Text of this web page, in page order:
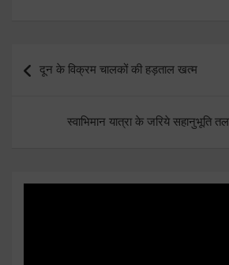
navigation
दून के विक्रम चालकों की हड़ताल खत्म
स्वाभिमान यात्रा के जरिये सहानुभूति